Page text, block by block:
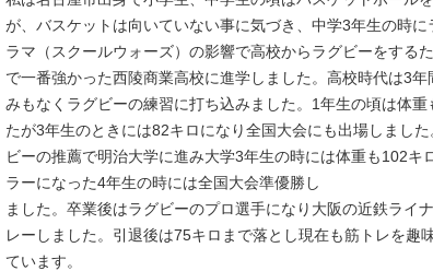
が、バスケットは向いていない事に気づき、中学3年生の時に
ラマ（スクールウォーズ）の影響で高校からラグビーをする
で一番強かった西陵商業高校に進学しました。高校時代は3年
みもなくラグビーの練習に打ち込みました。1年生の頃は体重
たが3年生のときには82キロになり全国大会にも出場しまし
ビーの推薦で明治大学に進み大学3年生の時には体重も102キ
ラーになった4年生の時には全国大会準優勝し
ました。卒業後はラグビーのプロ選手になり大阪の近鉄ライ
レーしました。引退後は75キロまで落とし現在も筋トレを趣
ています。